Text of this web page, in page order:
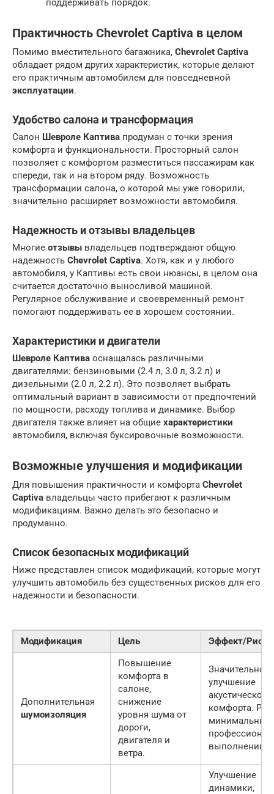
Практичность Chevrolet Captiva в целом
Помимо вместительного багажника, Chevrolet Captiva
обладает рядом других характеристик, которые делают
его практичным автомобилем для повседневной
эксплуатации.
Удобство салона и трансформация
Салон Шевроле Каптива продуман с точки зрения
комфорта и функциональности. Просторный салон
позволяет с комфортом разместиться пассажирам как
спереди, так и на втором ряду. Возможность
трансформации салона, о которой мы уже говорили,
значительно расширяет возможности автомобиля.
Надежность и отзывы владельцев
Многие отзывы владельцев подтверждают общую
надежность Chevrolet Captiva. Хотя, как и у любого
автомобиля, у Каптивы есть свои нюансы, в целом она
считается достаточно выносливой машиной.
Регулярное обслуживание и своевременный ремонт
помогают поддерживать ее в хорошем состоянии.
Характеристики и двигатели
Шевроле Каптива оснащалась различными
двигателями: бензиновыми (2.4 л, 3.0 л, 3.2 л) и
дизельными (2.0 л, 2.2 л). Это позволяет выбрать
оптимальный вариант в зависимости от предпочтений
по мощности, расходу топлива и динамике. Выбор
двигателя также влияет на общие характеристики
автомобиля, включая буксировочные возможности.
Возможные улучшения и модификации
Для повышения практичности и комфорта Chevrolet
Captiva владельцы часто прибегают к различным
модификациям. Важно делать это безопасно и
продуманно.
Список безопасных модификаций
Ниже представлен список модификаций, которые могут
улучшить автомобиль без существенных рисков для его
надежности и безопасности.
Модификация Цель Эффект/Риски
Дополнительная
шумоизоляция
Повышение
комфорта в
салоне,
снижение
уровня шума от
дороги,
двигателя и
ветра.
Значительное
улучшение
акустического
комфорта.
минимальны
выполнении.
Улучшение
динамики,